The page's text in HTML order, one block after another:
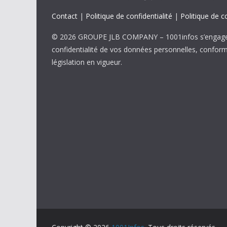
Contact | Politique de confidentialité | Politique de
© 2026 GROUPE JLB COMPANY – 1001infos
confidentialité de vos données personnelles,
législation en vigueur.